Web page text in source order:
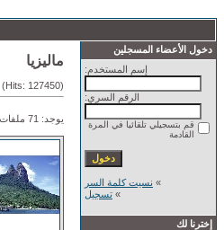
دخول الأعضاء المسجلين
إسم المستخدم:
الرقم السري:
قم بتسجيلي تلقائيا في المرة
القادمة
» نسيت كلمة السر
» تسجيل
إخترنا لك
ماليزيا
(Hits: 127450)
يوجد: 71 ملفات في 8 صفحات يظهر منها الملفات من 1 إلى 9.